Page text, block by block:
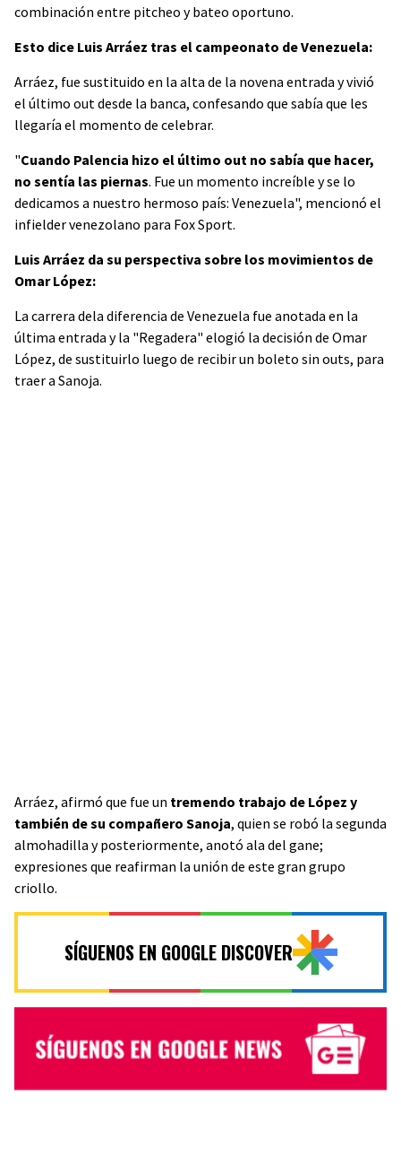
combinación entre pitcheo y bateo oportuno.
Esto dice Luis Arráez tras el campeonato de Venezuela:
Arráez, fue sustituido en la alta de la novena entrada y vivió
el último out desde la banca, confesando que sabía que les
llegaría el momento de celebrar.
"Cuando Palencia hizo el último out no sabía que hacer,
no sentía las piernas. Fue un momento increíble y se lo
dedicamos a nuestro hermoso país: Venezuela", mencionó el
infielder venezolano para Fox Sport.
Luis Arráez da su perspectiva sobre los movimientos de
Omar López:
La carrera dela diferencia de Venezuela fue anotada en la
última entrada y la "Regadera" elogió la decisión de Omar
López, de sustituirlo luego de recibir un boleto sin outs, para
traer a Sanoja.
Arráez, afirmó que fue un tremendo trabajo de López y
también de su compañero Sanoja, quien se robó la segunda
almohadilla y posteriormente, anotó ala del gane;
expresiones que reafirman la unión de este gran grupo
criollo.
SÍGUENOS EN GOOGLE DISCOVER